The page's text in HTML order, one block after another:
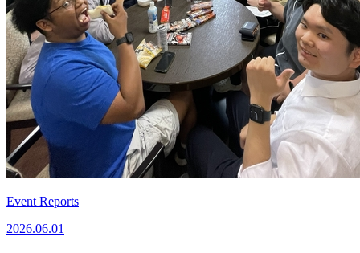
Event Reports
2026.06.01